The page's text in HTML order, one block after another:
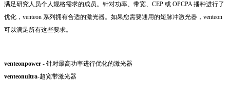
满足研究人员个人规格需求的成员。针对功率、带宽、CEP 或 OPCPA 播种进行了
优化，venteon 系列拥有合适的激光器。如果您需要通用的短脉冲激光器，venteon
可以满足所有这些要求。
venteonpower - 针对最高功率进行优化的激光器
venteonultra-超宽带激光器